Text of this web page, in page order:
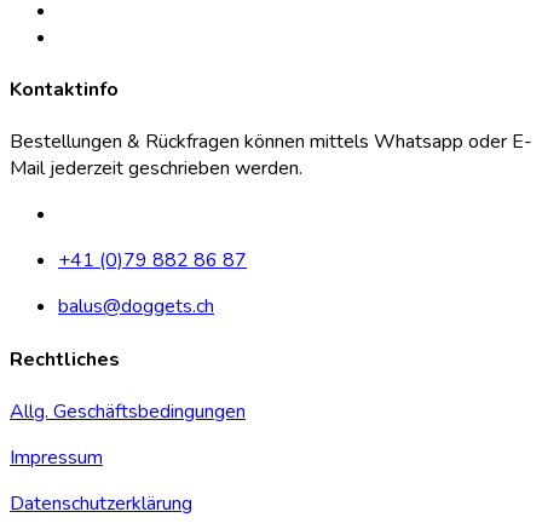
Kontaktinfo
Bestellungen & Rückfragen können mittels Whatsapp oder E-
Mail jederzeit geschrieben werden.
+41 (0)79 882 86 87
balus@doggets.ch
Rechtliches
Allg. Geschäftsbedingungen
Impressum
Datenschutzerklärung